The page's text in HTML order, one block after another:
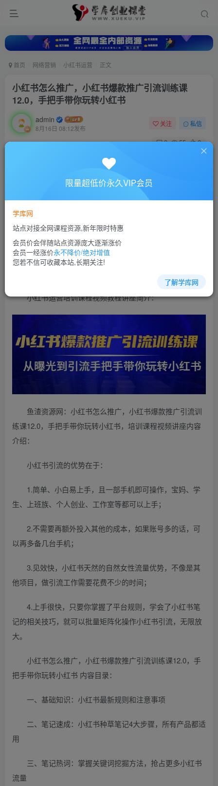
首页 网络营销 小红书运营 正文
小红书怎么推广，小红书爆款推广引流训练课
12.0，手把手带你玩转小红书
admin
8月16日 08:12发布
关注 私信
0 55 0
此内容为付费资源，请付费后查看
10
立即购买
您当前未登录！建议登陆后购买，可保存购买订单
小红书运营培训课程视频教程讲座简介：
鱼渣资源网：小红书怎么推广，小红书爆款推广引流训
练课12.0，手把手带你玩转小红书，培训课程视频讲座内容
介绍：
小红书引流的优势在于：
1.简单、小白易上手，且一部手机即可操作，宝妈、学
生、上班族、个人创业、工作室等都可以上手；
2.不需要再额外投入其他的成本，如果账号多的话，可
以再多备几台手机；
3.见效快，小红书天然的自然女性流量优势，不像是其
他项目，做引流工作需要花费不少的时间；
4.上手很快，只要你掌握了平台规则，学会了小红书笔
记的相关技巧，就可以批量矩阵化操作小红书引流，无限放
大。
小红书怎么推广，小红书爆款推广引流训练课12.0，手
把手带你玩转小红书 内容目录：
一、基础知识：小红书最新规则和注意事项
二、笔记速成：小红书种草笔记4大步骤，所有产品都适
用
三、笔记热词：掌握关键词挖掘方法，抢占更多小红书
流量
限量超低价永久VIP会员
学库网
站点对接全网课程资源,新年限时特惠
会员价会伴随站点资源庞大逐渐涨价
会员一经涨价永不降价/绝对增值
您若不信可收藏本站,长期关注!
了解学库网